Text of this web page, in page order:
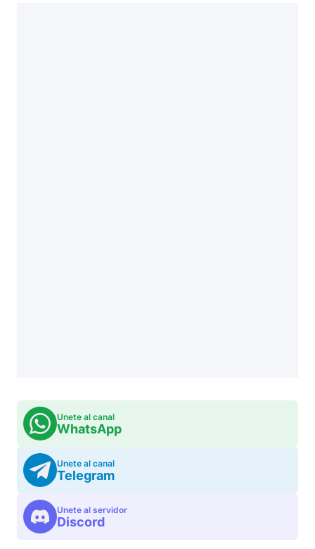
Unete al canal
WhatsApp
Unete al canal
Telegram
Unete al servidor
Discord